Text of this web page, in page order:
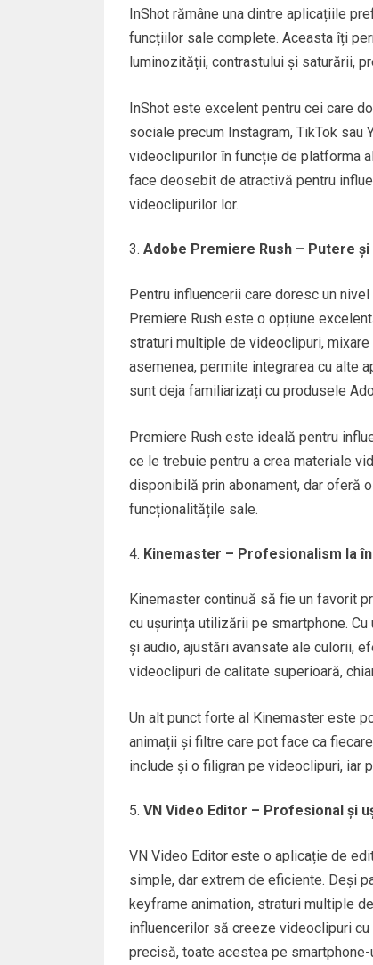
InShot rămâne una dintre aplicațiile
funcțiilor sale complete. Aceasta îți
luminozității, contrastului și saturării,
InShot este excelent pentru cei care
sociale precum Instagram, TikTok sau
videoclipurilor în funcție de platforma
face deosebit de atractivă pentru
videoclipurilor lor.
Adobe Premiere Rush – Putere
Pentru influencerii care doresc un
Premiere Rush este o opțiune
straturi multiple de videoclipuri,
asemenea, permite integrarea cu alte
sunt deja familiarizați cu produsele
Premiere Rush este ideală pentru
ce le trebuie pentru a crea materiale
disponibilă prin abonament, dar oferă
funcționalitățile sale.
Kinemaster – Profesionalism la
Kinemaster continuă să fie un favorit
cu ușurința utilizării pe smartphone.
și audio, ajustări avansate ale culorii,
videoclipuri de calitate superioară,
Un alt punct forte al Kinemaster este
animații și filtre care pot face ca
include și o filigran pe videoclipuri, iar
VN Video Editor – Profesional și
VN Video Editor este o aplicație de
simple, dar extrem de eficiente. Deși
keyframe animation, straturi multiple
influencerilor să creeze videoclipuri
precisă, toate acestea pe smartphone-